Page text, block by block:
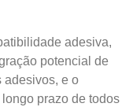
adesiva,
potencial de
adesivos, e o
prazo de todos